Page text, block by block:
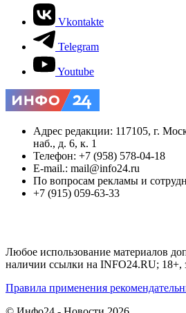
Vkontakte
Telegram
Youtube
Адрес редакции: 117105, г.
наб., д. 6, к. 1
Телефон: +7 (958) 578-04-18
E-mail.: mail@info24.ru
По вопросам рекламы и
+7 (915) 059-63-33
Любое использование материалов
наличии ссылки на INFO24.RU; 18+,
Правила применения